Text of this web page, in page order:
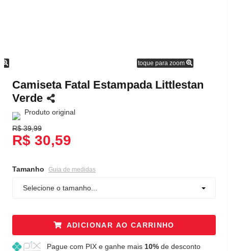
toque para zoom
Camiseta Fatal Estampada Littlestan
Verde
Produto original
R$ 39,99
R$ 30,59
Tamanho Guia de medidas
Selecione o tamanho...
ADICIONAR AO CARRINHO
Pague com PIX e ganhe mais 10%de desconto